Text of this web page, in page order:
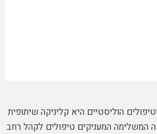
הוליסטיים היא קליניקה שיתופית
המשלימה המעניקים טיפולים לקהל רחב